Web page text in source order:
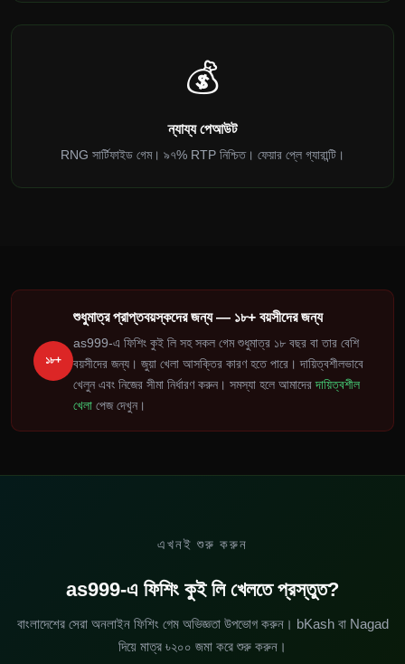
💰
ন্যায্য পেআউট
RNG সার্টিফাইড গেম। ৯৭% RTP নিশ্চিত। ফেয়ার প্লে গ্যারান্টি।
১৮+
শুধুমাত্র প্রাপ্তবয়স্কদের জন্য — ১৮+ বয়সীদের জন্য
as999-এ ফিশিং কুই লি সহ সকল গেম শুধুমাত্র ১৮ বছর বা তার বেশি
বয়সীদের জন্য। জুয়া খেলা আসক্তির কারণ হতে পারে। দায়িত্বশীলভাবে
খেলুন এবং নিজের সীমা নির্ধারণ করুন। সমস্যা হলে আমাদেরদায়িত্বশীল
খেলা পেজ দেখুন।
এখনই শুরু করুন
as999-এ ফিশিং কুই লি খেলতে প্রস্তুত?
বাংলাদেশের সেরা অনলাইন ফিশিং গেম অভিজ্ঞতা উপভোগ করুন। bKash বা Nagad
দিয়ে মাত্র ৳২০০ জমা করে শুরু করুন।